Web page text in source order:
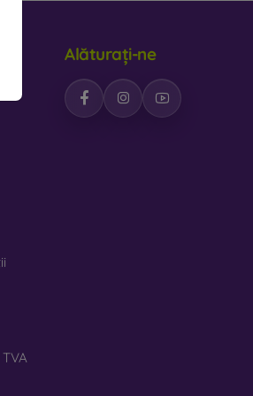
Alăturați-ne